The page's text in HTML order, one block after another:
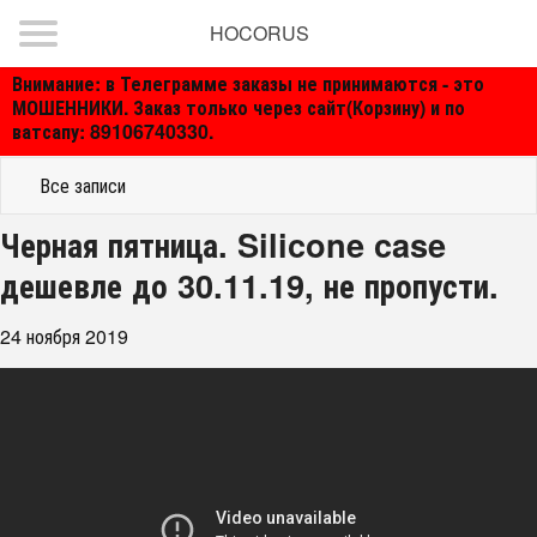
Внимание: в Телеграмме заказы не принимаются - это
МОШЕННИКИ. Заказ только через сайт(Корзину) и по
ватсапу: 89106740330.
HOCORUS
Все записи
Черная пятница. Silicone case
дешевле до 30.11.19, не пропусти.
24 ноября 2019